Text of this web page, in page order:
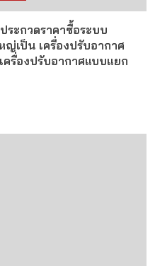
ระกวดราคาซื้อระบบ
ญ่เป็น เครื่องปรับอากาศ
ครื่องปรับอากาศแบบแยก